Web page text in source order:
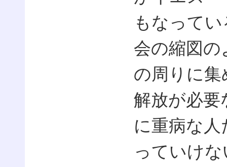
もなって
会の縮図
の周りに
解放が必要
に重病な
っていけ